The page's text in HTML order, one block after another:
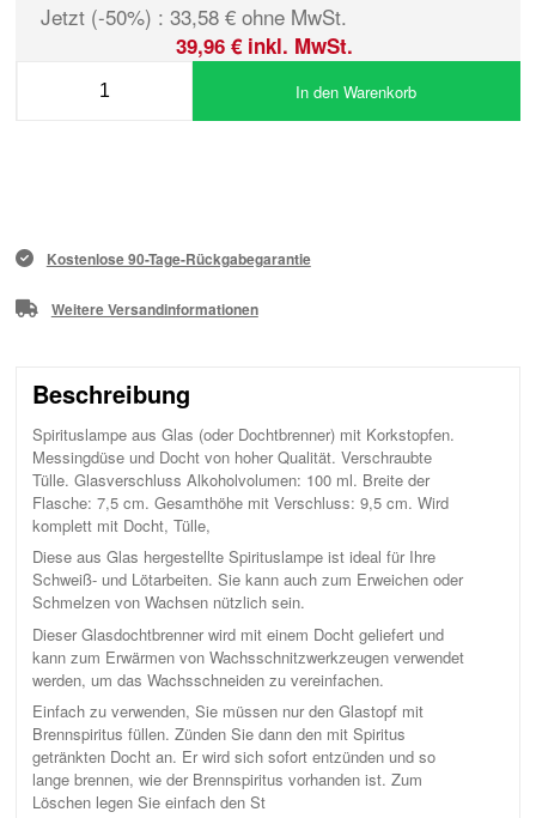
Jetzt (-50%) : 33,58 € ohne MwSt.
39,96 € inkl. MwSt.
In den Warenkorb
Kostenlose 90-Tage-Rückgabegarantie
Weitere Versandinformationen
Beschreibung
Spirituslampe aus Glas (oder Dochtbrenner) mit Korkstopfen.
Messingdüse und Docht von hoher Qualität. Verschraubte
Tülle. Glasverschluss Alkoholvolumen: 100 ml. Breite der
Flasche: 7,5 cm. Gesamthöhe mit Verschluss: 9,5 cm. Wird
komplett mit Docht, Tülle,
Diese aus Glas hergestellte Spirituslampe ist ideal für Ihre
Schweiß- und Lötarbeiten. Sie kann auch zum Erweichen oder
Schmelzen von Wachsen nützlich sein.
Dieser Glasdochtbrenner wird mit einem Docht geliefert und
kann zum Erwärmen von Wachsschnitzwerkzeugen verwendet
werden, um das Wachsschneiden zu vereinfachen.
Einfach zu verwenden, Sie müssen nur den Glastopf mit
Brennspiritus füllen. Zünden Sie dann den mit Spiritus
getränkten Docht an. Er wird sich sofort entzünden und so
lange brennen, wie der Brennspiritus vorhanden ist. Zum
Löschen legen Sie einfach den St